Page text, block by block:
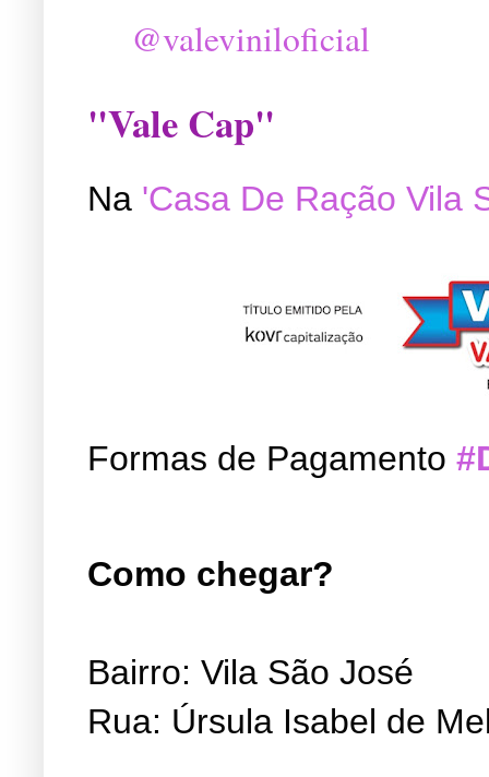
@valeviniloficial
"Vale Cap"
Na 'Casa De Ração Vila
Formas de Pagamento
Como chegar?
Bairro: Vila São José
Rua: Úrsula Isabel de